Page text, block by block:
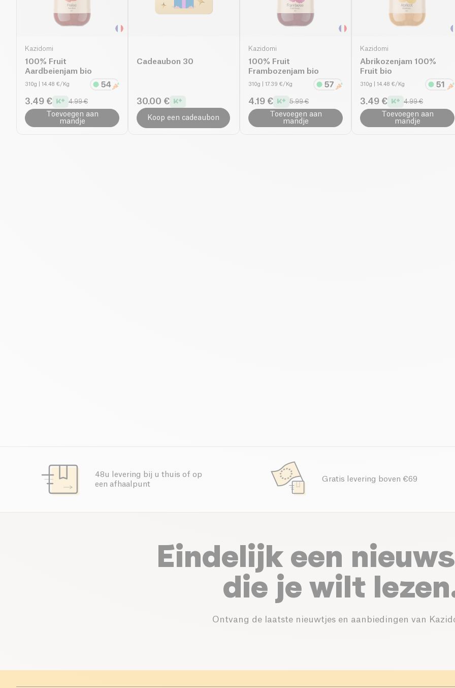
Kazidomi
100% Fruit
Aardbeienjam bio
310g | 14.48 €/Kg
3.49 € 4.99 €
Toevoegen aan
mandje
Cadeaubon 30
30.00 €
Koop een cadeaubon
Kazidomi
100% Fruit
Frambozenjam bio
310g | 17.39 €/Kg
4.19 € 5.99 €
Toevoegen aan
mandje
Kazidomi
Abrikozenjam 100%
Fruit bio
310g | 14.48 €/Kg
3.49 € 4.99 €
Toevoegen aan
mandje
48u levering bij u thuis of op
een afhaalpunt
Gratis levering boven €69
Eindelijk een
die je wilt
Ontvang de laatste nieuwtjes en aanbiedingen van